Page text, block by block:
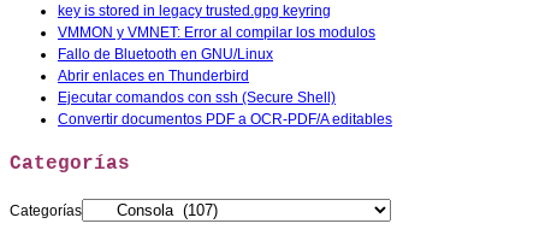
key is stored in legacy trusted.gpg keyring
VMMON y VMNET: Error al compilar los modulos
Fallo de Bluetooth en GNU/Linux
Abrir enlaces en Thunderbird
Ejecutar comandos con ssh (Secure Shell)
Convertir documentos PDF a OCR-PDF/A editables
Categorías
Categorías